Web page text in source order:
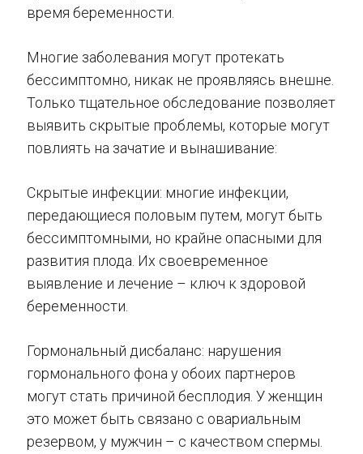
время беременности.
Многие заболевания могут протекать
бессимптомно, никак не проявляясь внешне.
Только тщательное обследование позволяет
выявить скрытые проблемы, которые могут
повлиять на зачатие и вынашивание:
Скрытые инфекции: многие инфекции,
передающиеся половым путем, могут быть
бессимптомными, но крайне опасными для
развития плода. Их своевременное
выявление и лечение – ключ к здоровой
беременности.
Гормональный дисбаланс: нарушения
гормонального фона у обоих партнеров
могут стать причиной бесплодия. У женщин
это может быть связано с овариальным
резервом, у мужчин – с качеством спермы.